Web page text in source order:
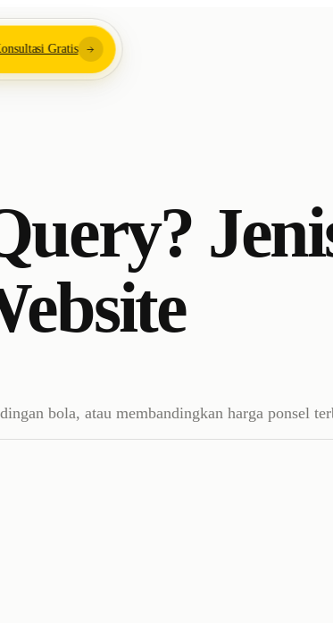
Gratis
bola, atau membandingkan harga ponsel